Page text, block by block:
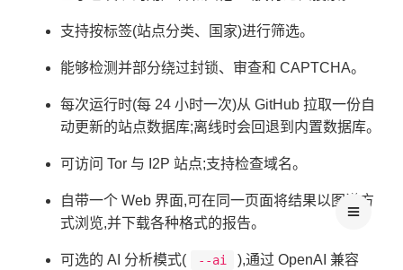
支持按标签(站点分类、国家)进行筛选。
能够检测并部分绕过封锁、审查和 CAPTCHA。
每次运行时(每 24 小时一次)从 GitHub 拉取一份自
动更新的站点数据库;离线时会回退到内置数据库。
可访问 Tor 与 I2P 站点;支持检查域名。
自带一个 Web 界面,可在同一页面将结果以图谱方
式浏览,并下载各种格式的报告。
可选的 AI 分析模式( --ai ),通过 OpenAI 兼容